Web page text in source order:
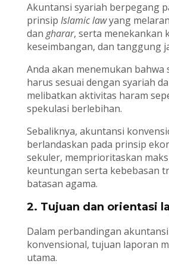
Akuntansi syariah berpegang
prinsip Islamic lawyang
dangharar, serta menekankan
keseimbangan, dan tanggung
Anda akan menemukan bahwa
harus sesuai dengan syariah
melibatkan aktivitas haram
spekulasi berlebihan.
Sebaliknya, akuntansi
berlandaskan pada prinsip
sekuler, memprioritaskan
keuntungan serta kebebasan
batasan agama.
2. Tujuan dan orientasi
Dalam perbandingan akuntansi
konvensional, tujuan laporan
utama.